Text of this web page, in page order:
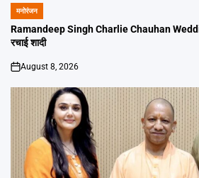
POSTED
IN
मनोरंजन
Ramandeep Singh Charlie Chauhan
रचाई शादी
on
August 8, 2026